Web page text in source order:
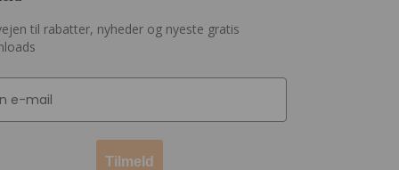
til rabatter, nyheder og nyeste gratis
Tilmeld